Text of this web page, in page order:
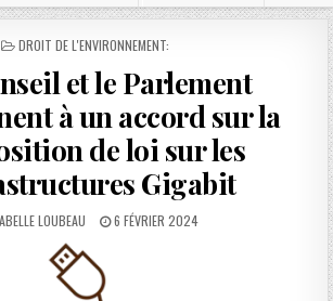
POSTED
DROIT DE L'ENVIRONNEMENT:
et le Parlement
à un accord sur la
de loi sur les
Gigabit
LOUBEAU
PUBLISHED
6 FÉVRIER 2024